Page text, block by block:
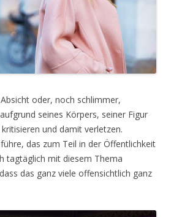
oder, noch schlimmer,
seines Körpers, seiner Figur
und damit verletzen.
das zum Teil in der Öffentlichkeit
tagtäglich mit diesem Thema
das ganz viele offensichtlich ganz